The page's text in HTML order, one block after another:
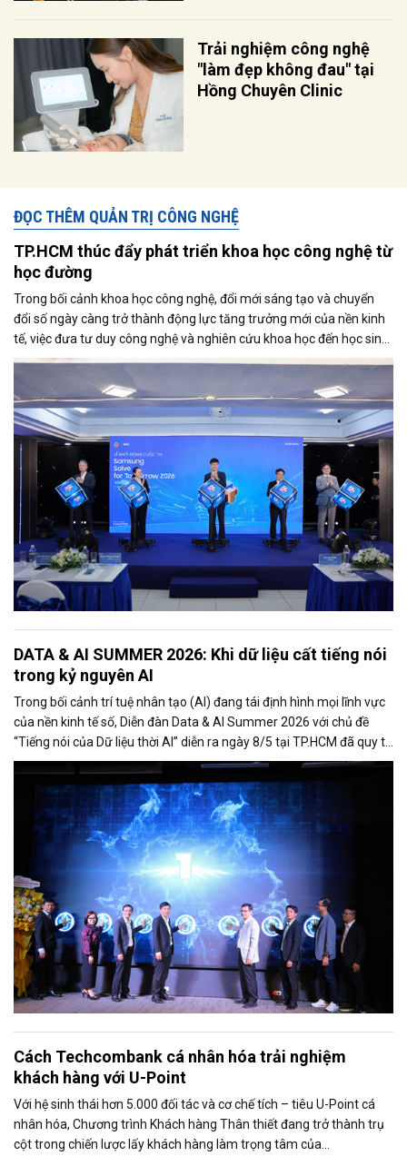
Trải nghiệm công nghệ
"làm đẹp không đau" tại
Hồng Chuyên Clinic
ĐỌC THÊM QUẢN TRỊ CÔNG NGHỆ
TP.HCM thúc đẩy phát triển khoa học công nghệ từ
học đường
Trong bối cảnh khoa học công nghệ, đổi mới sáng tạo và chuyển
đổi số ngày càng trở thành động lực tăng trưởng mới của nền kinh
tế, việc đưa tư duy công nghệ và nghiên cứu khoa học đến học sinh
đang được xem là bước đi quan trọng để hình thành nguồn nhân
lực tương lai. Tại TP.HCM - trung tâm kinh tế, khoa học công nghệ
và đổi mới sáng tạo lớn nhất cả nước, định hướng này đang được
thúc đẩy mạnh mẽ thông qua các mô hình kết nối giữa cơ quan
quản lý, doanh nghiệp và nhà trường.
DATA & AI SUMMER 2026: Khi dữ liệu cất tiếng nói
trong kỷ nguyên AI
Trong bối cảnh trí tuệ nhân tạo (AI) đang tái định hình mọi lĩnh vực
của nền kinh tế số, Diễn đàn Data & AI Summer 2026 với chủ đề
“Tiếng nói của Dữ liệu thời AI” diễn ra ngày 8/5 tại TP.HCM đã quy tụ
hơn 500 đại biểu là lãnh đạo cơ quan quản lý, chuyên gia công nghệ,
doanh nghiệp, startup và cộng đồng đổi mới sáng tạo.
Cách Techcombank cá nhân hóa trải nghiệm
khách hàng với U-Point
Với hệ sinh thái hơn 5.000 đối tác và cơ chế tích – tiêu U-Point cá
nhân hóa, Chương trình Khách hàng Thân thiết đang trở thành trụ
cột trong chiến lược lấy khách hàng làm trọng tâm của